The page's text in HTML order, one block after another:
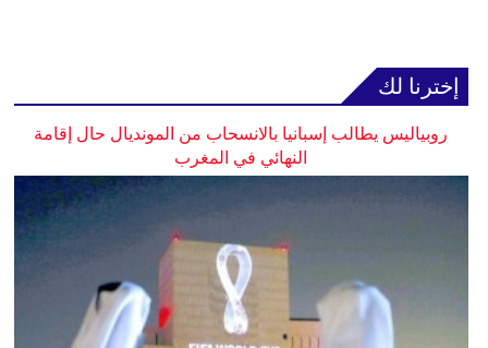
إخترنا لك
روبياليس يطالب إسبانيا بالانسحاب من المونديال حال إقامة
النهائي في المغرب